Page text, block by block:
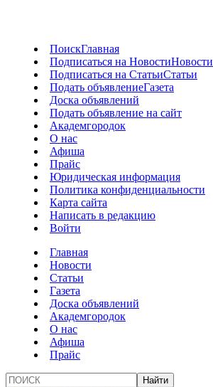
ПоискГлавная
Подписаться на НовостиНовости
Подписаться на СтатьиСтатьи
Подать объявлениеГазета
Доска объявлений
Подать объявление на сайт
Академгородок
О нас
Афиша
Прайс
Юридическая информация
Политика конфиденциальности
Карта сайта
Написать в редакцию
Войти
Главная
Новости
Статьи
Газета
Доска объявлений
Академгородок
О нас
Афиша
Прайс